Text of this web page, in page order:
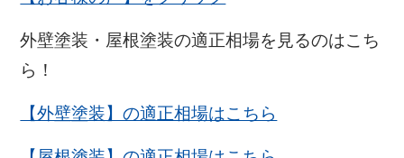
外壁塗装・屋根塗装の適正相場を見るのはこち
ら！
【外壁塗装】の適正相場はこちら